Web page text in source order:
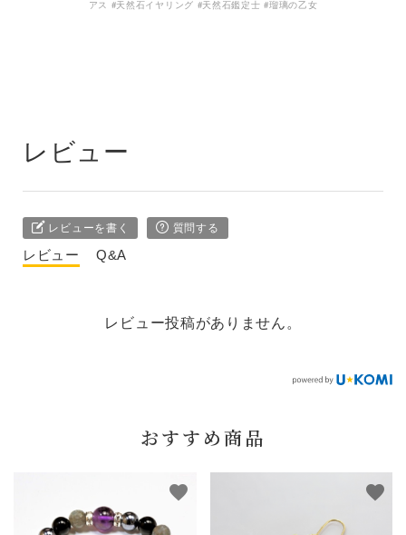
アス #天然石イヤリング #天然石鑑定士 #瑠璃の乙女
レビュー
レビューを書く 質問する
レビュー Q&A
レビュー投稿がありません。
おすすめ商品
favorite favorite